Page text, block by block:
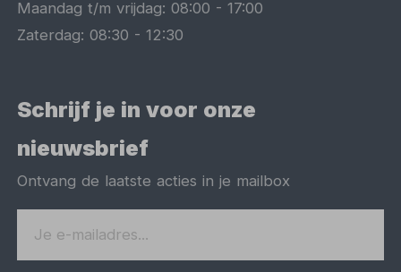
Maandag t/m vrijdag:08:00 -17:00
Zaterdag:08:30 -12:30
Schrijf je in voor onze
nieuwsbrief
Ontvang de laatste acties in je mailbox